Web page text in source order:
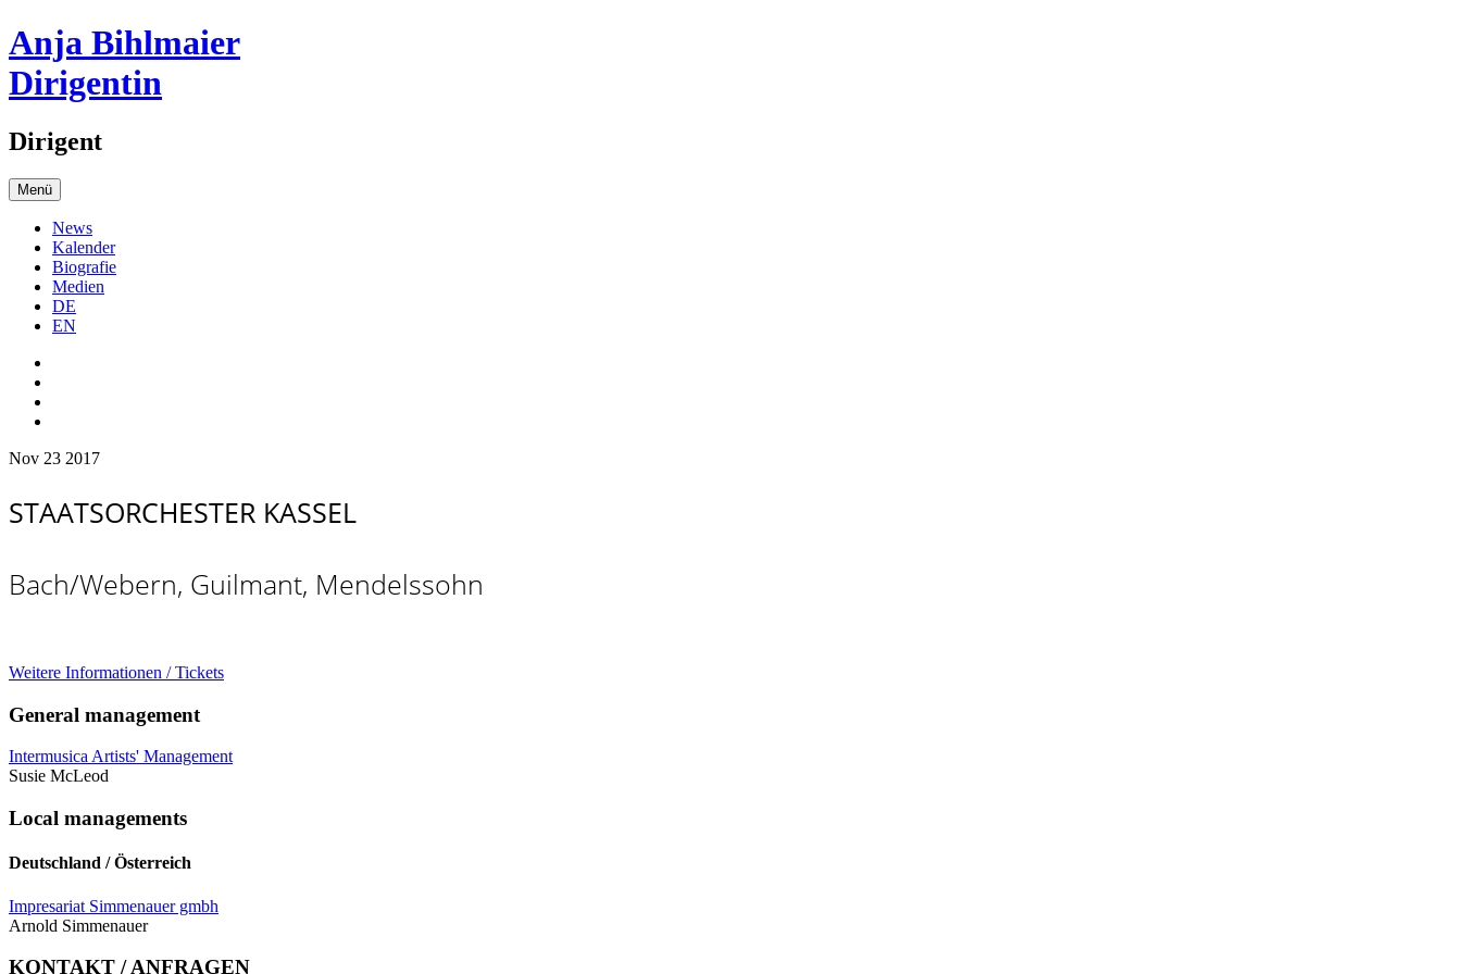
Anja Bihlmaier
Dirigentin
Dirigent
Menü
News
Kalender
Biografie
Medien
DE
EN
Nov 23 2017
STAATSORCHESTER KASSEL
Bach/Webern, Guilmant, Mendelssohn
Weitere Informationen / Tickets
General management
Intermusica Artists' Management
Susie McLeod
Local managements
Deutschland / Österreich
Impresariat Simmenauer gmbh
Arnold Simmenauer
KONTAKT / ANFRAGEN